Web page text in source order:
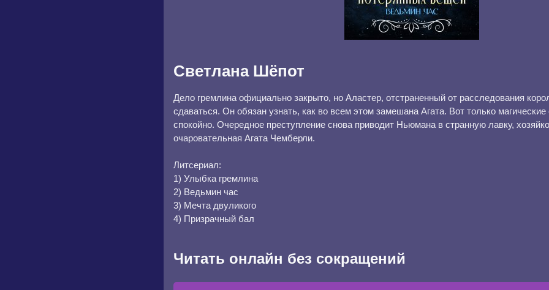
Светлана Шёпот
Дело гремлина официально закрыто, но Аластер, отстраненный от расследования
сдаваться. Он обязан узнать, как во всем этом замешана Агата. Вот только
спокойно. Очередное преступление снова приводит Ньюмана в странную лавку,
очаровательная Агата Чемберли.
Литсериал:
1) Улыбка гремлина
2) Ведьмин час
3) Мечта двуликого
4) Призрачный бал
Читать онлайн без сокращений